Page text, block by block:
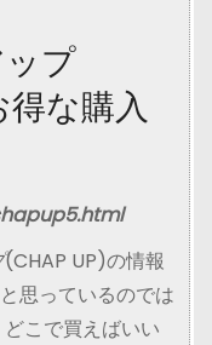
プ
な購入
(CHAP UP)の情報
思っているのでは
こで買えばいい